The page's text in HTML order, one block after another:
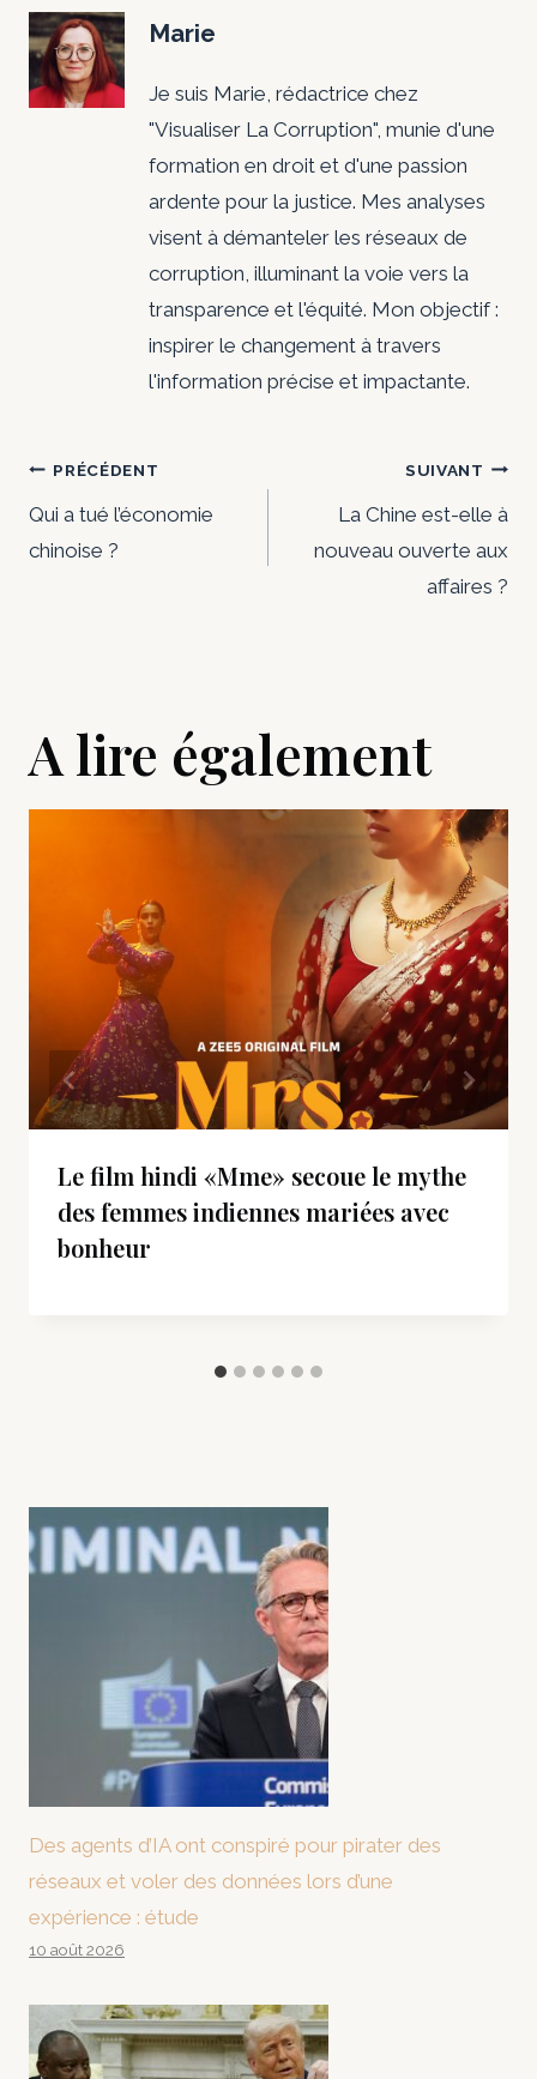
Marie
Je suis Marie, rédactrice chez
"Visualiser La Corruption", munie d'une
formation en droit et d'une passion
ardente pour la justice. Mes analyses
visent à démanteler les réseaux de
corruption, illuminant la voie vers la
transparence et l'équité. Mon objectif :
inspirer le changement à travers
l'information précise et impactante.
Navigation
de
PRÉCÉDENT
Qui a tué l’économie
chinoise ?
SUIVANT
La Chine est-elle à
nouveau ouverte aux
affaires ?
A lire également
Le film hindi «Mme» secoue le mythe
des femmes indiennes mariées avec
bonheur
Des agents d’IA ont conspiré pour pirater des
réseaux et voler des données lors d’une
expérience : étude
10 août 2026